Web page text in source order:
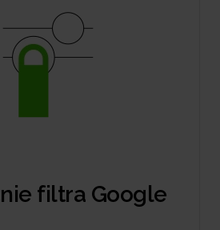
filtra Google